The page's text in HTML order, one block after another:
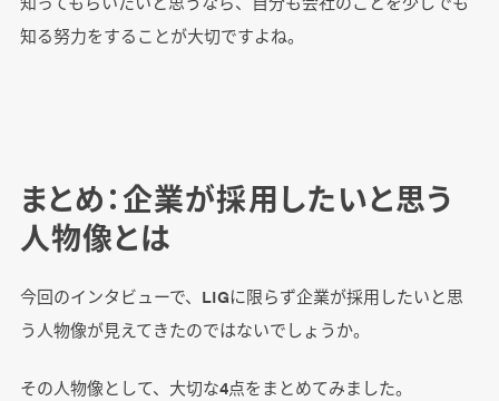
知る努力をすることが大切ですよね。
まとめ：企業が採用したいと思う
人物像とは
今回のインタビューで、LIGに限らず企業が採用したいと思
う人物像が見えてきたのではないでしょうか。
その人物像として、大切な4点をまとめてみました。